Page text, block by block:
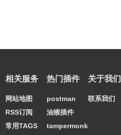
相关服务
网站地图
RSS订阅
常用TAGS
热门插件
postman
油猴插件
tampermonkey
关于我们
联系我们